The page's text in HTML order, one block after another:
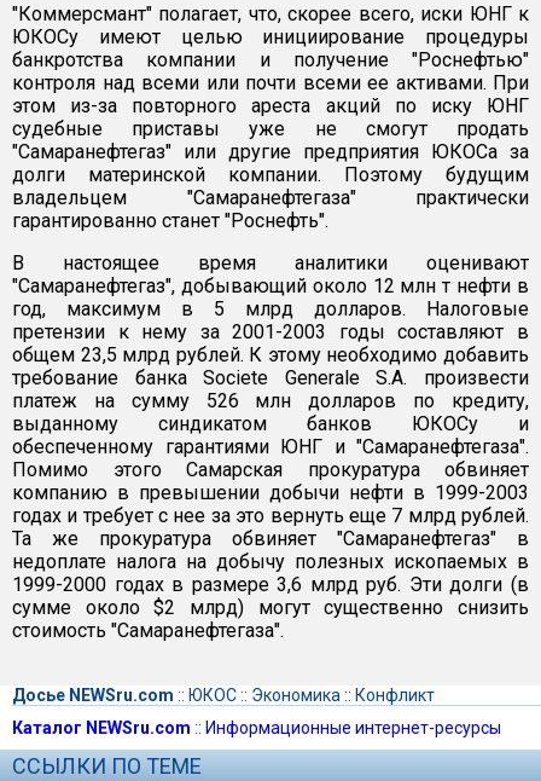
"Коммерсмант" полагает, что, скорее всего, иски ЮНГ к
ЮКОСу имеют целью инициирование процедуры
банкротства компании и получение "Роснефтью"
контроля над всеми или почти всеми ее активами. При
этом из-за повторного ареста акций по иску ЮНГ
судебные приставы уже не смогут продать
"Самаранефтегаз" или другие предприятия ЮКОСа за
долги материнской компании. Поэтому будущим
владельцем "Самаранефтегаза" практически
гарантированно станет "Роснефть".
В настоящее время аналитики оценивают
"Самаранефтегаз", добывающий около 12 млн т нефти в
год, максимум в 5 млрд долларов. Налоговые
претензии к нему за 2001-2003 годы составляют в
общем 23,5 млрд рублей. К этому необходимо добавить
требование банка Societe Generale S.A. произвести
платеж на сумму 526 млн долларов по кредиту,
выданному синдикатом банков ЮКОСу и
обеспеченному гарантиями ЮНГ и "Самаранефтегаза".
Помимо этого Самарская прокуратура обвиняет
компанию в превышении добычи нефти в 1999-2003
годах и требует с нее за это вернуть еще 7 млрд рублей.
Та же прокуратура обвиняет "Самаранефтегаз" в
недоплате налога на добычу полезных ископаемых в
1999-2000 годах в размере 3,6 млрд руб. Эти долги (в
сумме около $2 млрд) могут существенно снизить
стоимость "Самаранефтегаза".
Досье NEWSru.com :: ЮКОС:: Экономика :: Конфликт
Каталог NEWSru.com :: Информационные интернет-ресурсы
ССЫЛКИ ПО ТЕМЕ